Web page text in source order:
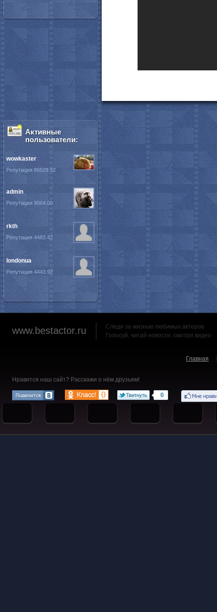
Активные
пользователи:
wowkaster
Репутация 86529.92
admin
Репутация 9064.00
rkth
Репутация 4483.42
londonua
Репутация 4443.92
www.bestactor.ru
Следи за жизнью любимых актеров
Голосуй, читай новости, смотри видео
Главная
Нравится наш сайт? Расскажи о нём друзьям!